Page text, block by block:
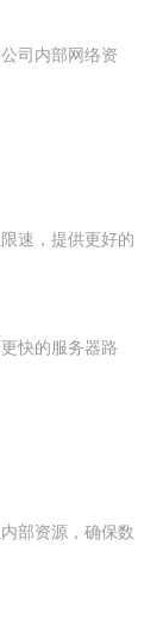
司内部网络资
速，提供更好的
快的服务器路
部资源，确保数